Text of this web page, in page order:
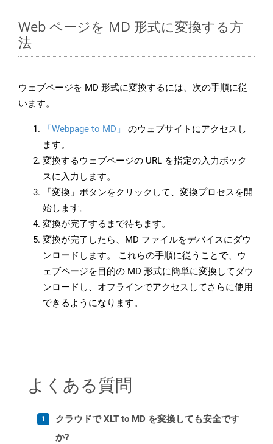
Web ページを MD 形式に変換する方
法
ウェブページを MD 形式に変換するには、次の手順に従
います。
「Webpage to MD」
のウェブサイトにアクセスし
ます。
変換するウェブページの URL を指定の入力ボック
スに入力します。
「変換」ボタンをクリックして、変換プロセスを開
始します。
変換が完了するまで待ちます。
変換が完了したら、MD ファイルをデバイスにダウ
ンロードします。 これらの手順に従うことで、ウ
ェブページを目的の MD 形式に簡単に変換してダウ
ンロードし、オフラインでアクセスしてさらに使用
できるようになります。
よくある質問
クラウドで XLT to MD を変換しても安全です
か?